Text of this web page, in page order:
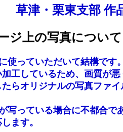
草津・栗東支部 作
ジ上の写真について
使っていただいて結構です
工しているため、画質が
らオリジナルの写真ファ
写っている場合に不都合で
ます。